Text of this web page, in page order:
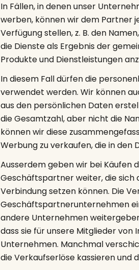
In Fällen, in denen unser
werben, können wir dem Partner
Verfügung stellen, z. B. den
die Dienste als Ergebnis der
Produkte und Dienstleistungen
In diesem Fall dürfen die
verwendet werden. Wir können
aus den persönlichen Daten
die Gesamtzahl, aber nicht die
können wir diese
Werbung zu verkaufen, die in den
Ausserdem geben wir bei Käufen
Geschäftspartner weiter, die sich
Verbindung setzen können. Die
Geschäftspartnerunternehmen
andere Unternehmen
dass sie für unsere Mitglieder von
Unternehmen. Manchmal
die Verkaufserlöse kassieren und